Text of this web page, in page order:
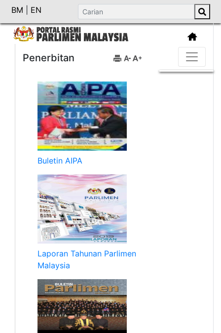
BM EN
Penerbitan
Buletin AIPA
Laporan Tahunan Parlimen
Malaysia